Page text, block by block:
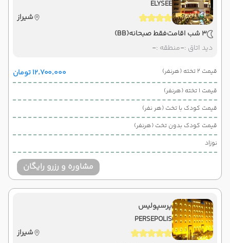
ELYSEE
شیراز
3 شب اقامت
فقط صبحانه(BB)
دید اتاق :-منطقه :-
قیمت 2 تخته (هرنفر) ۱۲٬۷۰۰٬۰۰۰ تومان
قیمت 1 تخته (هرنفر)
قیمت کودک با تخت (هر نفر)
قیمت کودک بدون تخت (هرنفر)
نوزاد
مشاوره و رزرو رایگان
پرسپولیس
PERSEPOLIS
شیراز